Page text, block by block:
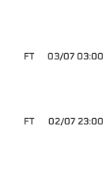
03/07 03:00
FT
02/07 23:00
FT